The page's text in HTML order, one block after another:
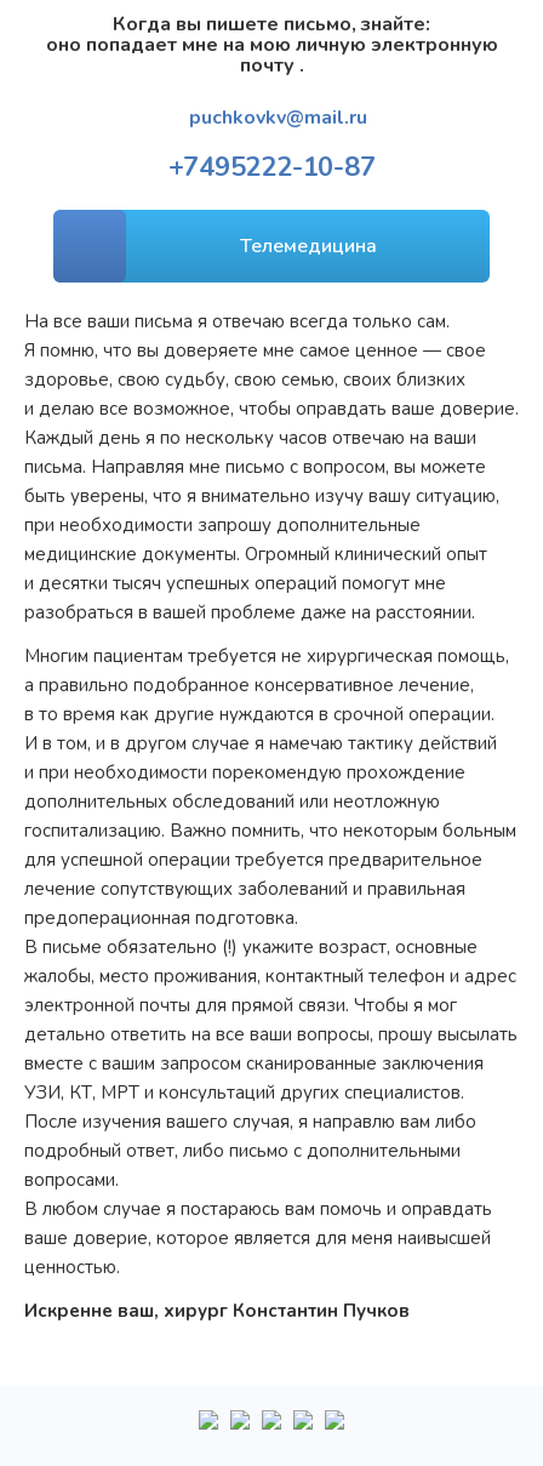
Когда вы пишете письмо, знайте:
оно попадает мне на мою личную электронную
почту .
puchkovkv@mail.ru
+7495222-10-87
Телемедицина
На все ваши письма я отвечаю всегда только сам.
Я помню, что вы доверяете мне самое ценное — свое
здоровье, свою судьбу, свою семью, своих близких
и делаю все возможное, чтобы оправдать ваше доверие.
Каждый день я по нескольку часов отвечаю на ваши
письма. Направляя мне письмо с вопросом, вы можете
быть уверены, что я внимательно изучу вашу ситуацию,
при необходимости запрошу дополнительные
медицинские документы. Огромный клинический опыт
и десятки тысяч успешных операций помогут мне
разобраться в вашей проблеме даже на расстоянии.
Многим пациентам требуется не хирургическая помощь,
а правильно подобранное консервативное лечение,
в то время как другие нуждаются в срочной операции.
И в том, и в другом случае я намечаю тактику действий
и при необходимости порекомендую прохождение
дополнительных обследований или неотложную
госпитализацию. Важно помнить, что некоторым больным
для успешной операции требуется предварительное
лечение сопутствующих заболеваний и правильная
предоперационная подготовка.
В письме обязательно (!) укажите возраст, основные
жалобы, место проживания, контактный телефон и адрес
электронной почты для прямой связи. Чтобы я мог
детально ответить на все ваши вопросы, прошу высылать
вместе с вашим запросом сканированные заключения
УЗИ, КТ, МРТ и консультаций других специалистов.
После изучения вашего случая, я направлю вам либо
подробный ответ, либо письмо с дополнительными
вопросами.
В любом случае я постараюсь вам помочь и оправдать
ваше доверие, которое является для меня наивысшей
ценностью.
Искренне ваш, хирург Константин Пучков